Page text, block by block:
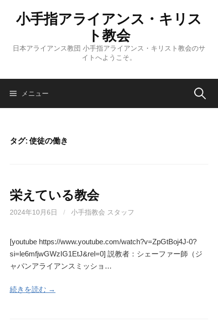
ス
小手指アライアンス・キリス
ト教会
日本アライアンス教団 小手指アライアンス・キリスト教会のサ
イトへようこそ。
メニュー 検
タグ:使徒の働き
栄えている教会
2024年10月6日 / 小手指教会 スタッフ
[youtube https://www.youtube.com/watch?v=ZpGtBoj4J-0?
si=le6mfjwGWzIG1EtJ&rel=0] 説教者：シェーファー師（ジ
ャパンアライアンスミッショ…
続きを読む →